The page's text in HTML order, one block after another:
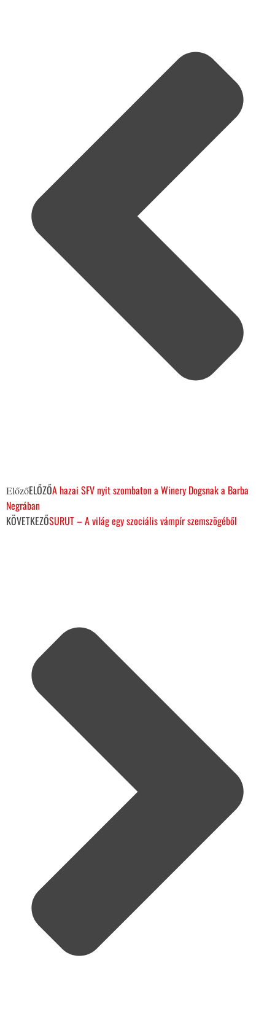
ElőzőELŐZŐA hazai SFV nyit szombaton a Winery Dogsnak a Barba
Negrában
KÖVETKEZŐSURUT – A világ egy szociális vámpír szemszögéből